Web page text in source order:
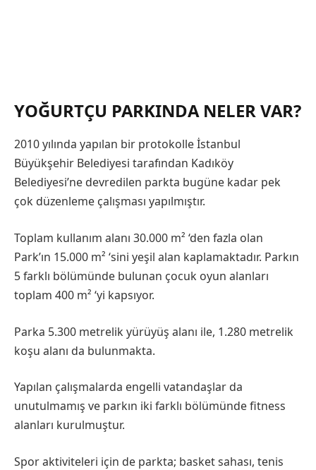
YOĞURTÇU PARKINDA NELER VAR?
2010 yılında yapılan bir protokolle İstanbul
Büyükşehir Belediyesi tarafından Kadıköy
Belediyesi’ne devredilen parkta bugüne kadar pek
çok düzenleme çalışması yapılmıştır.
Toplam kullanım alanı 30.000 m² ‘den fazla olan
Park’ın 15.000 m² ‘sini yeşil alan kaplamaktadır. Parkın
5 farklı bölümünde bulunan çocuk oyun alanları
toplam 400 m² ‘yi kapsıyor.
Parka 5.300 metrelik yürüyüş alanı ile, 1.280 metrelik
koşu alanı da bulunmakta.
Yapılan çalışmalarda engelli vatandaşlar da
unutulmamış ve parkın iki farklı bölümünde fitness
alanları kurulmuştur.
Spor aktiviteleri için de parkta; basket sahası, tenis